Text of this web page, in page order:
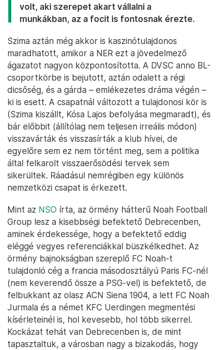
volt, aki szerepet akart vállalni a
munkákban, az a focit is fontosnak érezte.
Szima aztán még akkor is kaszinótulajdonos
maradhatott, amikor a NER ezt a jövedelmező
ágazatot nagyon központosította. A DVSC anno BL-
csoportkörbe is bejutott, aztán odalett a régi
dicsőség, és a gárda – emlékezetes dráma végén –
ki is esett. A csapatnál változott a tulajdonosi kör is
(Szima kiszállt, Kósa Lajos befolyása megmaradt), és
bár előbbit (állítólag nem teljesen irreális módon)
visszavárták és visszasírták a klub hívei, de
egyelőre sem ez nem történt meg, sem a politika
által felkarolt visszaerősödési tervek sem
sikerültek. Ráadásul nemrégiben egy különös
nemzetközi csapat is érkezett.
Mint az NSO írta, az örmény hátterű Noah Football
Group lesz a kisebbségi befektető Debrecenben,
aminek érdekessége, hogy a befektető eddig
eléggé vegyes referenciákkal büszkélkedhet. Az
örmény bajnokságban szereplő FC Noah-t
tulajdonló cég a francia másodosztályú Paris FC-nél
(nem keverendő össze a PSG-vel) is befektető, de
felbukkant az olasz ACN Siena 1904, a lett FC Noah
Jurmala és a német KFC Uerdingen megmentési
kísérleteinél is, hol kevesebb, hol több sikerrel.
Kockázat tehát van Debrecenben is, de mint
tapasztaltuk, a városban nagy a bizakodás, hogy